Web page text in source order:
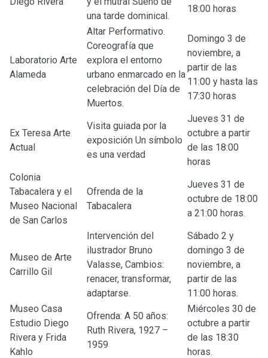
una tarde dominical.
18:00 horas
Laboratorio Arte
Alameda
Altar Performativo.
Coreografía que
explora el entorno
urbano enmarcado en la
celebración del Día de
Muertos.
Domingo 3 de
noviembre, a
partir de las
11:00 y hasta las
17:30 horas
Ex Teresa Arte
Actual
Visita guiada por la
exposición Un símbolo
es una verdad
Jueves 31 de
octubre a partir
de las 18:00
horas
Colonia
Tabacalera y el
Museo Nacional
de San Carlos
Ofrenda de la
Tabacalera
Jueves 31 de
octubre de 18:00
a 21:00 horas.
Museo de Arte
Carrillo Gil
Intervención del
ilustrador Bruno
Valasse, Cambios:
renacer, transformar,
adaptarse.
Sábado 2 y
domingo 3 de
noviembre, a
partir de las
11:00 horas.
Museo Casa
Estudio Diego
Rivera y Frida
Kahlo
Ofrenda: A 50 años:
Ruth Rivera, 1927 –
1959
Miércoles 30 de
octubre a partir
de las 18:30
horas.